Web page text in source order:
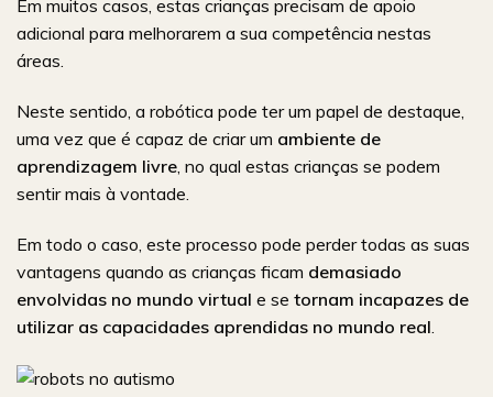
Em muitos casos, estas crianças precisam de apoio
adicional para melhorarem a sua competência nestas
áreas.
Neste sentido, a robótica pode ter um papel de destaque,
uma vez que é capaz de criar um ambiente de
aprendizagem livre , no qual estas crianças se podem
sentir mais à vontade.
Em todo o caso, este processo pode perder todas as suas
vantagens quando as crianças ficam demasiado
envolvidas no mundo virtual e se tornam incapazes de
utilizar as capacidades aprendidas no mundo real